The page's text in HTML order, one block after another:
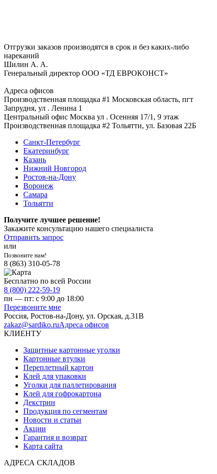
Отгрузки заказов производятся в срок и без каких-либо
нареканий
Шилин А. А.
Генеральный директор ООО «ТД ЕВРОКОНСТ»
Адреса офисов
Производственная площадка #1 Московская область, пгт
Запрудня, ул . Ленина 1
Центральный офис Москва ул . Осенняя 17/1, 9 этаж
Производственная площадка #2 Тольятти, ул. Базовая 22Б
Санкт-Петербург
Екатеринбург
Казань
Нижний Новгород
Ростов-на-Дону
Воронеж
Самара
Тольятти
Получите лучшее решение!
Закажите консультацию нашего специалиста
Отправить запрос
или
Позвоните нам!
8 (863) 310-05-78
Бесплатно по всей России
8 (800) 222-59-19
пн — пт: с 9:00 до 18:00
Перезвоните мне
Россия, Ростов-на-Дону, ул. Орская, д.31В
zakaz@sardiko.ruАдреса офисов
КЛИЕНТУ
Защитные картонные уголки
Картонные втулки
Переплетный картон
Клей для упаковки
Уголки для паллетирования
Клей для гофрокартона
Декстрин
Продукция по сегментам
Новости и статьи
Акции
Гарантия и возврат
Карта сайта
АДРЕСА СКЛАДОВ